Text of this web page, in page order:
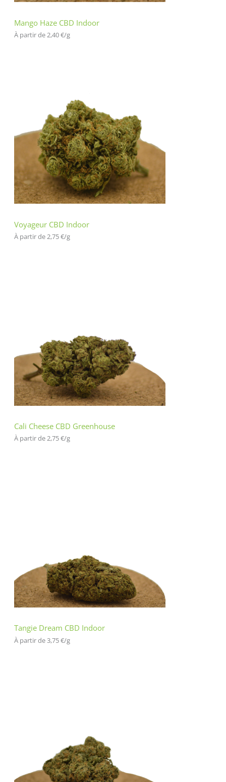
Mango Haze CBD Indoor
À partir de 2,40€/g
Voyageur CBD Indoor
À partir de 2,75€/g
Cali Cheese CBD Greenhouse
À partir de 2,75€/g
Tangie Dream CBD Indoor
À partir de 3,75€/g